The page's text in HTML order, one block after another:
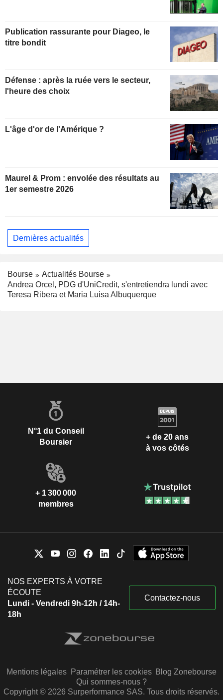
Publication rassurante pour Diageo, le
titre bondit
Défense : après la ruée vers le secteur,
l'heure des choix
L'âge d'or de l'Amérique ?
Maurel & Prom : envolée des résultats au
1er semestre 2026
Dernières actualités
Bourse
Actualités Bourse
Andrea Orcel, PDG d'UniCredit, s'entretiendra lundi avec
Teresa Ribera et Maria Luisa Albuquerque
N°1 du Conseil
Boursier
+ de 20 ans
à vos côtés
+ 1 300 000
membres
NOS EXPERTS À VOTRE
ÉCOUTE
Lundi - Vendredi 9h-12h / 14h-
18h
Contactez-nous
Mentions légales Paramétrer les cookies Blog Zonebourse
Qui sommes-nous ?
Copyright © 2026 Surperformance SAS. Tous droits réservés.